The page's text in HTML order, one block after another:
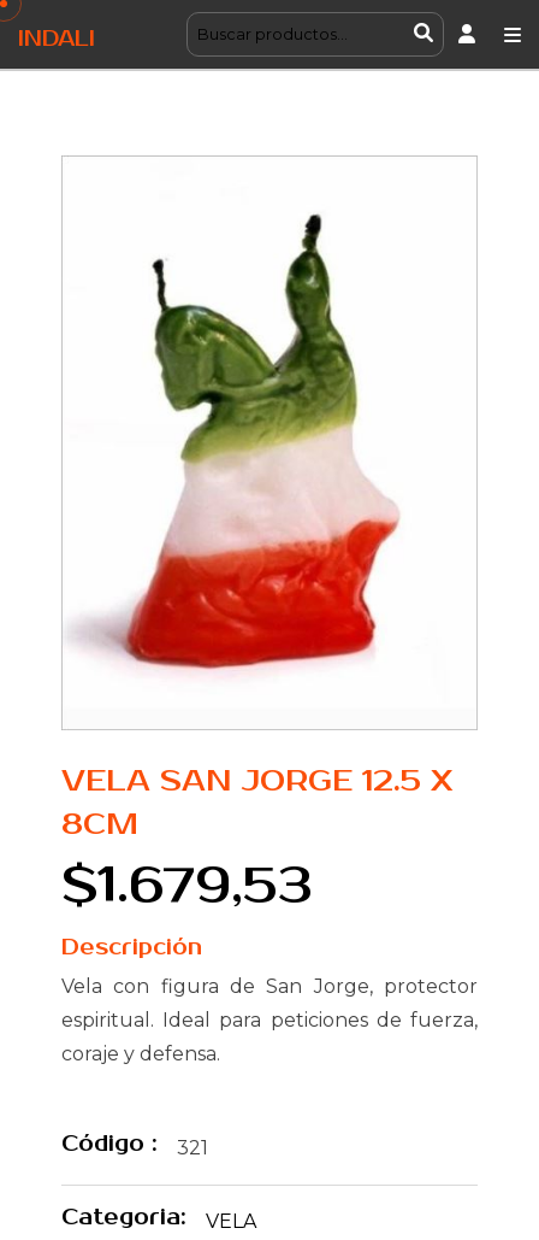
INDALI
VELA SAN JORGE 12.5 X
8CM
$1.679,53
Descripción
Vela con figura de San Jorge, protector
espiritual. Ideal para peticiones de fuerza,
coraje y defensa.
Código : 321
Categoria: VELA